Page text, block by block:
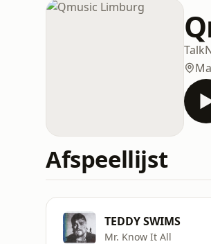
Talk
Afspeellijst
TEDDY SWIMS
Mr. Know It All